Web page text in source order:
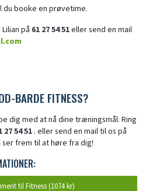
du booke en prøvetime.
på 61 27 54 51eller send en mail
BARDE FITNESS?
dig med at nå dine træningsmål. Ring
27 54 51 . eller send en mail til os på
ser frem til at høre fra dig!
til Fitness (1074 kr)